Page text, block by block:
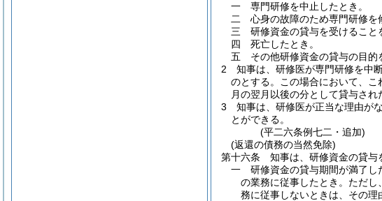
一
専門研修を中止したとき。
二
心身の故障のため専門研修を
三
研修資金の貸与を受けること
四
死亡したとき。
五
その他研修資金の貸与の目的
2
知事は、研修医が専門研修を中
のとする。
この場合において、
月の翌月以後の分として貸与され
3
知事は、研修医が正当な理由がな
とができる。
(平二六条例七二・追加)
(返還の債務の当然免除)
第十六条
知事は、研修資金の貸与
一
研修資金の貸与期間が満了
の業務に従事したとき。 ただし
務に従事しないときは、その理